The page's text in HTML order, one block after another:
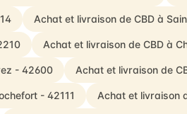
Achat et livraison de CBD à
Achat et livraison de CBD à
- 42600 Achat et livraison de
- 42111 Achat et livraison